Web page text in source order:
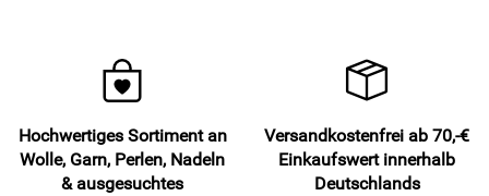
Hochwertiges Sortiment an
Wolle, Garn, Perlen, Nadeln
& ausgesuchtes
Versandkostenfrei ab 70,-€
Einkaufswert innerhalb
Deutschlands